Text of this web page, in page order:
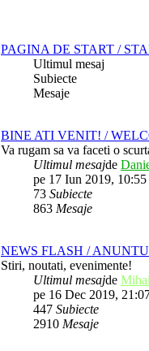
PAGINA DE START /
Ultimul mesaj
Subiecte
Mesaje
BINE ATI VENIT! /
Va rugam sa va faceti o
Ultimul mesajde
pe 17 Iun 2019, 10:55
73 Subiecte
863 Mesaje
NEWS FLASH /
Stiri, noutati, evenimente!
Ultimul mesajde
pe 16 Dec 2019,
447 Subiecte
2910 Mesaje